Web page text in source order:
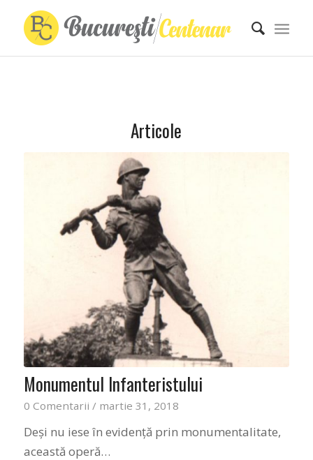
Articole
Monumentul Infanteristului
0 Comentarii / martie 31, 2018
Deși nu iese în evidență prin monumentalitate,
această operă…